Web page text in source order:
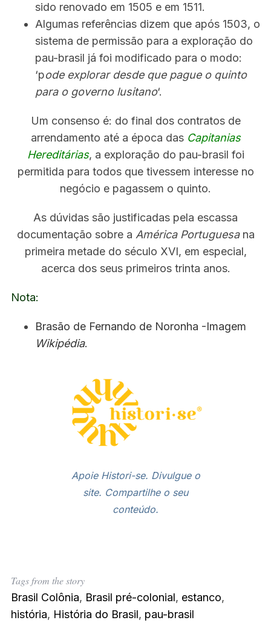
sido renovado em 1505 e em 1511.
Algumas referências dizem que após 1503, o
sistema de permissão para a exploração do
pau-brasil já foi modificado para o modo:
‘pode explorar desde que pague o quinto
para o governo lusitano‘.
Um consenso é: do final dos contratos de
arrendamento até a época das Capitanias
Hereditárias, a exploração do pau-brasil foi
permitida para todos que tivessem interesse no
negócio e pagassem o quinto.
As dúvidas são justificadas pela escassa
documentação sobre a América Portuguesana
primeira metade do século XVI, em especial,
acerca dos seus primeiros trinta anos.
Nota:
Brasão de Fernando de Noronha -Imagem
Wikipédia.
Apoie Histori-se. Divulgue o
site. Compartilhe o seu
conteúdo.
Tags from the story
Brasil Colônia, Brasil pré-colonial, estanco,
história, História do Brasil, pau-brasil